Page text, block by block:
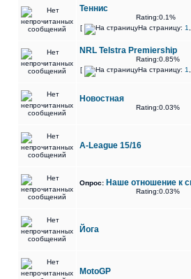
Теннис
Rating:0.1%
[
На страницу: 1
NRL Telstra Premiership
Rating:0.85%
[
На страницу: 1
Новостная
Rating:0.03%
A-League 15/16
Опрос: Наше отношение к
Rating:0.03%
Йога
MotoGP